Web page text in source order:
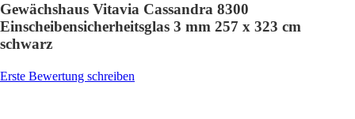
Gewächshaus Vitavia Cassandra 8300
Einscheibensicherheitsglas 3 mm 257 x 323 cm
schwarz
Erste Bewertung schreiben